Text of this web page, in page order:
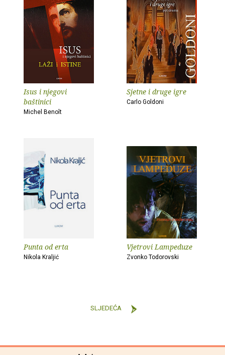
Isus i njegovi
baštinici
Michel Benoît
Sjetne i druge igre
Carlo Goldoni
Punta od erta
Nikola Kraljić
Vjetrovi Lampeduze
Zvonko Todorovski
SLJEDEĆA